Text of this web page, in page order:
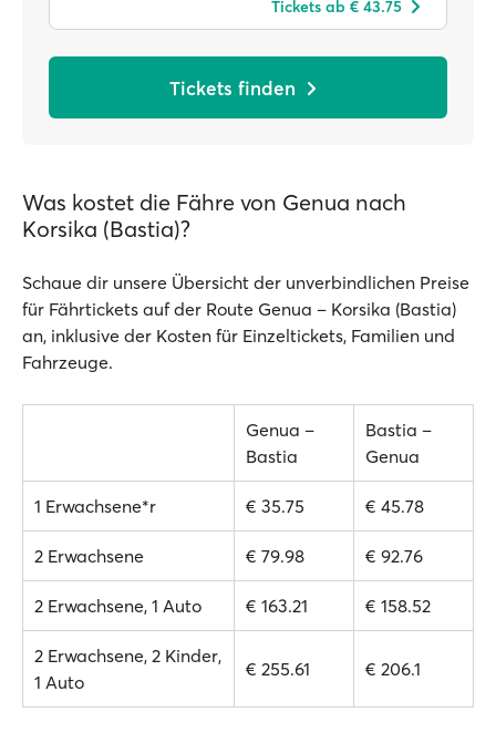
Tickets ab € 43.75
Tickets finden
Was kostet die Fähre von Genua nach
Korsika (Bastia)?
Schaue dir unsere Übersicht der unverbindlichen Preise
für Fährtickets auf der Route Genua – Korsika (Bastia)
an, inklusive der Kosten für Einzeltickets, Familien und
Fahrzeuge.
Genua –
Bastia
Bastia –
Genua
1 Erwachsene*r € 35.75 € 45.78
2 Erwachsene € 79.98 € 92.76
2 Erwachsene, 1 Auto € 163.21 € 158.52
2 Erwachsene, 2 Kinder,
1 Auto
€ 255.61 € 206.1